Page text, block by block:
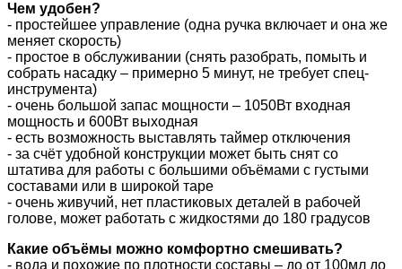
Чем удобен?
- простейшее управление (одна ручка включает и она же
меняет скорость)
- простое в обслуживании (снять разобрать, помыть и
собрать насадку – примерно 5 минут, не требует спец-
инструмента)
- очень большой запас мощности – 1050Вт входная
мощность и 600Вт выходная
- есть возможность выставлять таймер отключения
- за счёт удобной конструкции может быть снят со
штатива для работы с большими объёмами с густыми
составами или в широкой таре
- очень живучий, нет пластиковых деталей в рабочей
голове, может работать с жидкостями до 180 градусов
Какие объёмы можно комфортно смешивать?
- вода и похожие по плотности составы – до от 100мл до